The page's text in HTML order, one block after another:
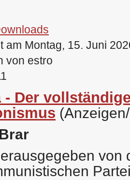
am Montag, 15. Juni
von estro
- Der
von